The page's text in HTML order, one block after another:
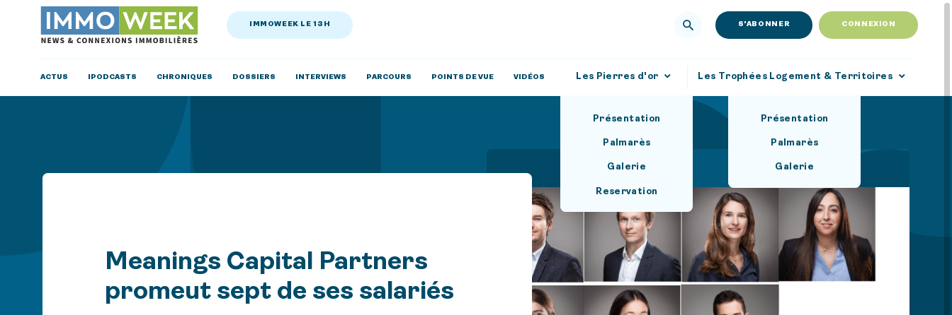
IMMOWEEK LE 13H S'ABONNER CONNEXION
ACTUS IPODCASTS CHRONIQUES DOSSIERS INTERVIEWS PARCOURS POINTS DE VUE VIDÉOS Les Pierres d'or
Présentation
Palmarès
Galerie
Reservation
Les Trophées Logement & Territoires
Présentation
Palmarès
Galerie
Meanings Capital Partners
promeut sept de ses salariés